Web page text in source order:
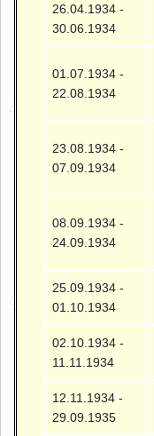
26.04.1934 -
30.06.1934
01.07.1934 -
22.08.1934
23.08.1934 -
07.09.1934
08.09.1934 -
24.09.1934
25.09.1934 -
01.10.1934
02.10.1934 -
11.11.1934
12.11.1934 -
29.09.1935